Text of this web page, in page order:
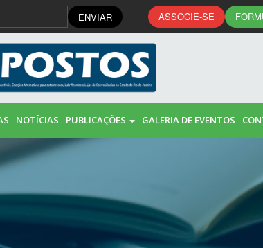
ENVIAR ASSOCIE-SE
NOTÍCIAS PUBLICAÇÕES GALERIA DE EVENTOS